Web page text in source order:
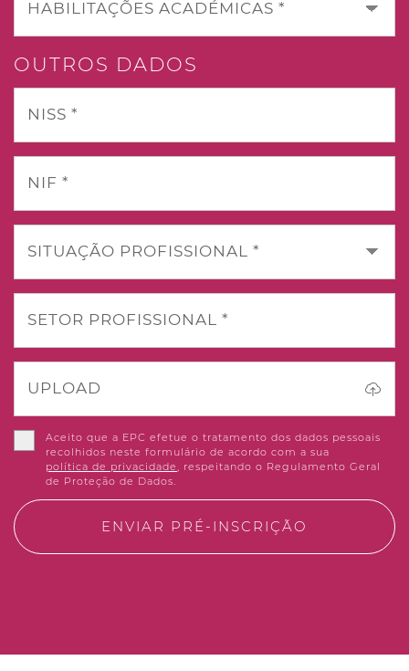
HABILITAÇÕES ACADÉMICAS *
OUTROS DADOS
NISS *
NIF *
SITUAÇÃO PROFISSIONAL *
SETOR PROFISSIONAL *
UPLOAD
Aceito que a EPC efetue o tratamento dos dados pessoais
recolhidos neste formulário de acordo com a sua
política de privacidade, respeitando o Regulamento Geral
de Proteção de Dados.
ENVIAR PRÉ-INSCRIÇÃO